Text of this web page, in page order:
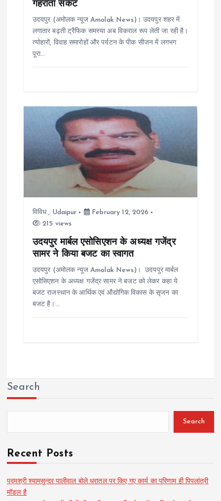
गहराता संकट
उदयपुर (अमोलक न्यूज Amolak News)। उदयपुर शहर में
लगातार बढ़ती ट्रैफिक समस्या अब विकराल रूप लेती जा रही है।
त्योहारों, विवाह समारोहों और पर्यटन के पीक सीजन में लगभग
पूरा…
विविध, Udaipur
February 12, 2026
215 views
उदयपुर मार्बल एसोसिएशन के अध्यक्ष गजेंद्र
सामर ने किया बजट का स्वागत
उदयपुर (अमोलक न्यूज Amolak News)। उदयपुर मार्बल
एसोसिएशन के अध्यक्ष गजेंद्र सामर ने बजट को लेकर कहा ये
बजट राजस्थान के आर्थिक एवं औद्योगिक विकास के सृजन का
बजट है।…
Search
Search
Recent Posts
पद्मश्री श्यामसुन्दर पालीवाल बोले धरातल पर किए गए कार्य का परिणाम ही पिपलांत्री
मॉडल है